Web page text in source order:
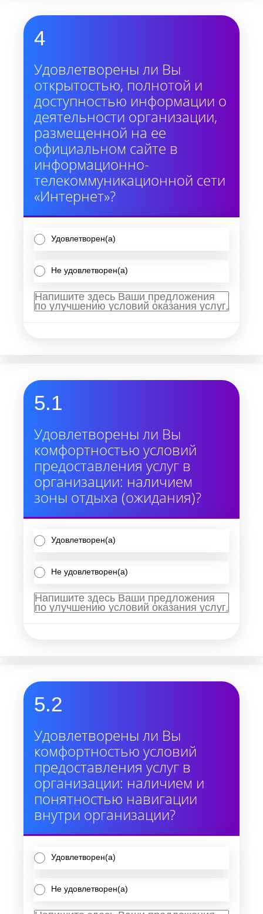
4
Удовлетворены ли Вы
открытостью, полнотой и
доступностью информации о
деятельности организации,
размещенной на ее
официальном сайте в
информационно-
телекоммуникационной сети
«Интернет»?
Удовлетворен(а)
Не удовлетворен(а)
5.1
Удовлетворены ли Вы
комфортностью условий
предоставления услуг в
организации: наличием
зоны отдыха (ожидания)?
Удовлетворен(а)
Не удовлетворен(а)
5.2
Удовлетворены ли Вы
комфортностью условий
предоставления услуг в
организации: наличием и
понятностью навигации
внутри организации?
Удовлетворен(а)
Не удовлетворен(а)